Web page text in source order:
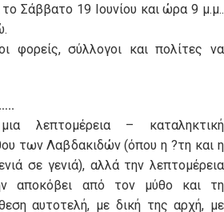
Σάββατο 19 Ιουνίου και ώρα 9 μ.μ..
φορείς, σύλλογοι και πολίτες να
λεπτομέρεια – καταληκτική
των Λαβδακιδών (όπου η ?τη και η
σε γενιά), αλλά την λεπτομέρεια
αποκόβει από τον μύθο και τη
αυτοτελή, με δική της αρχή, με